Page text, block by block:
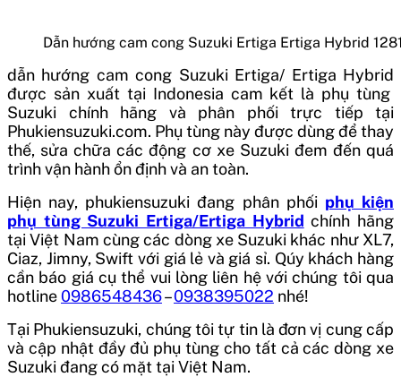
Dẫn hướng cam cong Suzuki Ertiga Ertiga Hybrid
dẫn hướng cam cong Suzuki Ertiga/ Ertiga Hybrid
được sản xuất tại Indonesia cam kết là phụ tùng
Suzuki chính hãng và phân phối trực tiếp tại
Phukiensuzuki.com. Phụ tùng này được dùng để thay
thế, sửa chữa các động cơ xe Suzuki đem đến quá
trình vận hành ổn định và an toàn.
Hiện nay, phukiensuzuki đang phân phối phụ kiện
phụ tùng Suzuki Ertiga/Ertiga Hybrid chính hãng
tại Việt Nam cùng các dòng xe Suzuki khác như XL7,
Ciaz, Jimny, Swift với giá lẻ và giá sỉ. Qúy khách hàng
cần báo giá cụ thể vui lòng liên hệ với chúng tôi qua
hotline0986548436–0938395022 nhé!
Tại Phukiensuzuki, chúng tôi tự tin là đơn vị cung cấp
và cập nhật đầy đủ phụ tùng cho tất cả các dòng xe
Suzuki đang có mặt tại Việt Nam.